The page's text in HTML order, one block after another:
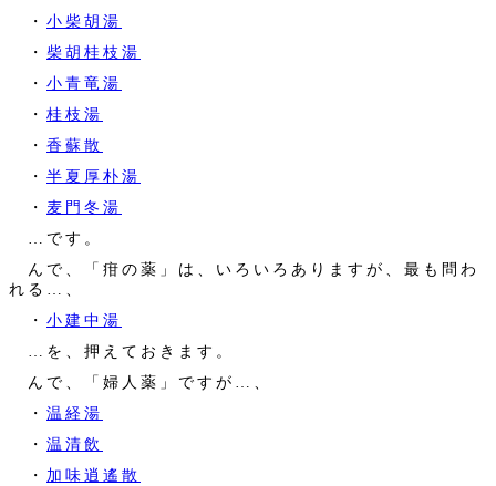
・ 小柴胡湯
・ 柴胡桂枝湯
・ 小青竜湯
・ 桂枝湯
・ 香蘇散
・ 半夏厚朴湯
・ 麦門冬湯
…です。
んで、「疳の薬」は、いろいろありますが、最も問わ
れる…、
・ 小建中湯
…を、押えておきます。
んで、「婦人薬」ですが…、
・ 温経湯
・ 温清飲
・ 加味逍遙散